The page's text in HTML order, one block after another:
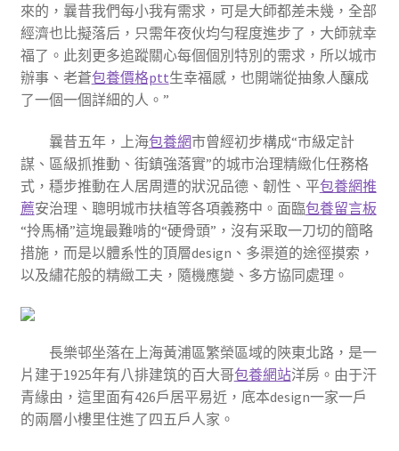
來的，曩昔我們每小我有需求，可是大師都差未幾，全部
經濟也比擬落后，只需年夜伙均勻程度進步了，大師就幸
福了。此刻更多追蹤關心每個個別特別的需求，所以城市
辦事、老蒼包養價格ptt生幸福感，也開端從抽象人釀成
了一個一個詳細的人。”
曩昔五年，上海包養網市曾經初步構成“市級定計
謀、區級抓推動、街鎮強落實”的城市治理精緻化任務格
式，穩步推動在人居周遭的狀況品德、韌性、平包養網推
薦安治理、聰明城市扶植等各項義務中。面臨包養留言板
“拎馬桶”這塊最難啃的“硬骨頭”，沒有采取一刀切的簡略
措施，而是以體系性的頂層design、多渠道的途徑摸索，
以及繡花般的精緻工夫，隨機應變、多方協同處理。
長樂邨坐落在上海黃浦區繁榮區域的陜東北路，是一
片建于1925年有八排建筑的百大哥包養網站洋房。由于汗
青緣由，這里面有426戶居平易近，底本design一家一戶
的兩層小樓里住進了四五戶人家。